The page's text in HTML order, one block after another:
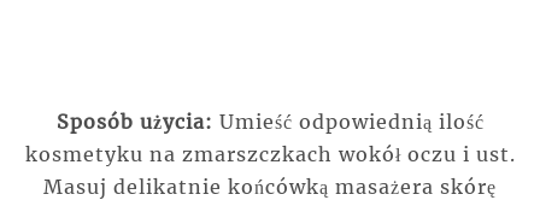
Sposób użycia: Umieść odpowiednią ilość
kosmetyku na zmarszczkach wokół oczu i ust.
Masuj delikatnie końcówką masażera skórę